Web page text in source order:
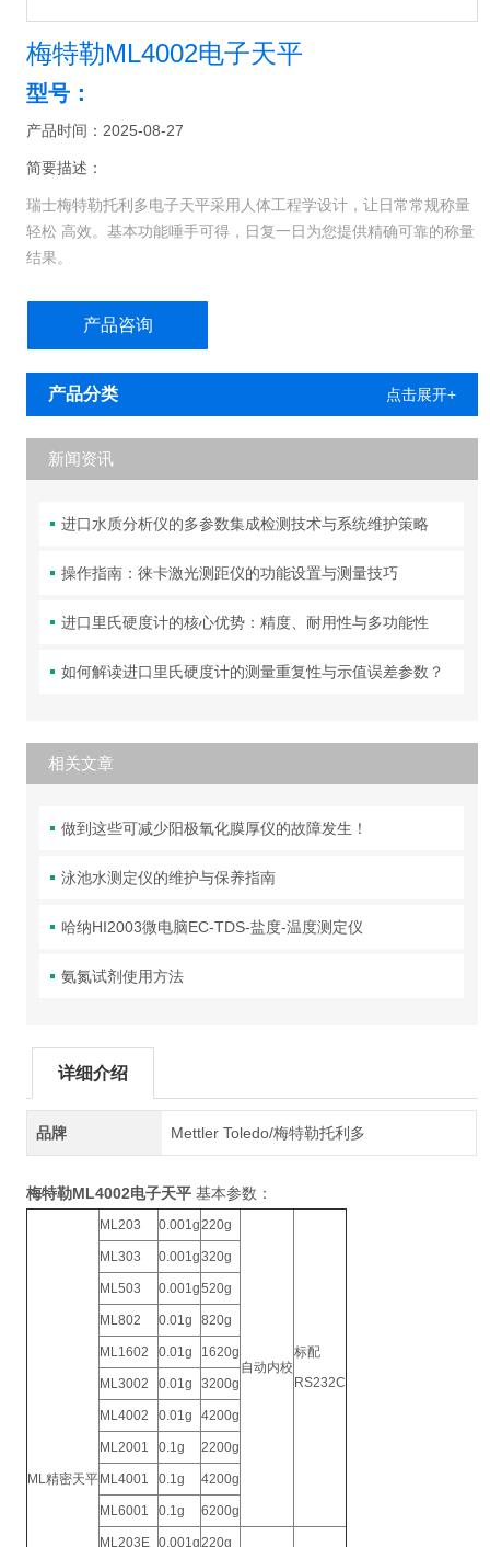
梅特勒ML4002电子天平
型号：
产品时间：2025-08-27
简要描述：
瑞士梅特勒托利多电子天平采用人体工程学设计，让日常常规称量
轻松 高效。基本功能唾手可得，日复一日为您提供精确可靠的称量
结果。
中可以 直观操作，并快速获得结果，而且易于清洁，配有前置水平
产品咨询
产品分类 点击展开+
新闻资讯
进口水质分析仪的多参数集成检测技术与系统维护策略
操作指南：徕卡激光测距仪的功能设置与测量技巧
进口里氏硬度计的核心优势：精度、耐用性与多功能性
如何解读进口里氏硬度计的测量重复性与示值误差参数？
相关文章
做到这些可减少阳极氧化膜厚仪的故障发生！
泳池水测定仪的维护与保养指南
哈纳HI2003微电脑EC-TDS-盐度-温度测定仪
氨氮试剂使用方法
详细介绍
品牌 Mettler Toledo/梅特勒托利多
梅特勒ML4002电子天平基本参数：
ML精密天平
ML203 0.001g220g
自动内校
标配
RS232C
ML303 0.001g320g
ML503 0.001g520g
ML802 0.01g 820g
ML1602 0.01g 1620g
ML3002 0.01g 3200g
ML4002 0.01g 4200g
ML2001 0.1g 2200g
ML4001 0.1g 4200g
ML6001 0.1g 6200g
ML203E 0.001g220g